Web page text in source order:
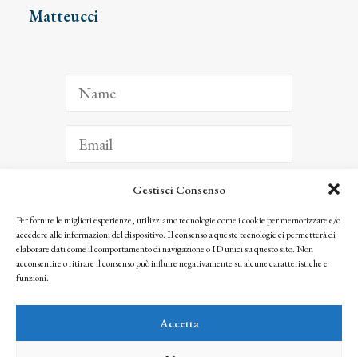
Gestisci Consenso
Per fornire le migliori esperienze, utilizziamo tecnologie come i cookie per memorizzare e/o
accedere alle informazioni del dispositivo. Il consenso a queste tecnologie ci permetterà di
elaborare dati come il comportamento di navigazione o ID unici su questo sito. Non
acconsentire o ritirare il consenso può influire negativamente su alcune caratteristiche e
funzioni.
Accetta
Matteucci
ISCRIVITI
Facendo clic per iscriverti, riconosci che le tue informazioni saranno trattate
seguendo la nostra Privacy Policy
© 2025 Istituto Matteucci. All right reserved
l’autorizzazione scritta dei proprietari dei diritti e dell’Istituto Matteucci